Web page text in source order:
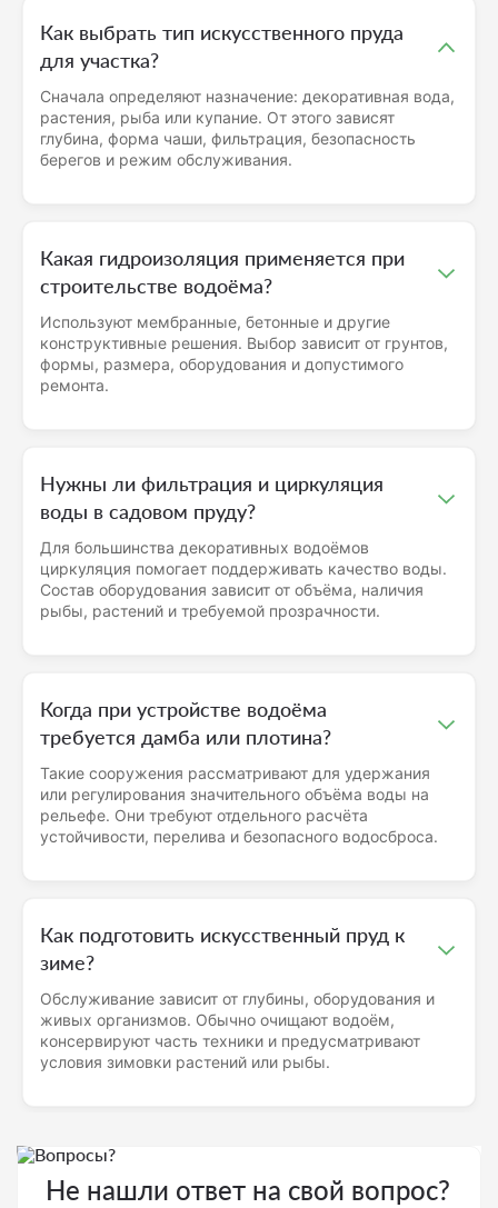
Как выбрать тип искусственного пруда
для участка?
Сначала определяют назначение: декоративная вода,
растения, рыба или купание. От этого зависят
глубина, форма чаши, фильтрация, безопасность
берегов и режим обслуживания.
Какая гидроизоляция применяется при
строительстве водоёма?
Используют мембранные, бетонные и другие
конструктивные решения. Выбор зависит от грунтов,
формы, размера, оборудования и допустимого
ремонта.
Нужны ли фильтрация и циркуляция
воды в садовом пруду?
Для большинства декоративных водоёмов
циркуляция помогает поддерживать качество воды.
Состав оборудования зависит от объёма, наличия
рыбы, растений и требуемой прозрачности.
Когда при устройстве водоёма
требуется дамба или плотина?
Такие сооружения рассматривают для удержания
или регулирования значительного объёма воды на
рельефе. Они требуют отдельного расчёта
устойчивости, перелива и безопасного водосброса.
Как подготовить искусственный пруд к
зиме?
Обслуживание зависит от глубины, оборудования и
живых организмов. Обычно очищают водоём,
консервируют часть техники и предусматривают
условия зимовки растений или рыбы.
Не нашли ответ на свой вопрос?